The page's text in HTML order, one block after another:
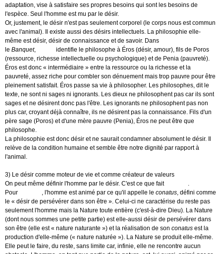
adaptation, vise à satisfaire ses propres besoins qui sont les besoins de
l'espèce. Seul l'homme est mu par le désir.
Or, justement, le désir n'est pas seulement corporel (le corps nous est commun
avec l'animal). Il existe aussi des désirs intellectuels. La philosophie elle-
même est désir, désir de connaissance et de savoir. Dans
le Banquet,
identifie le philosophe à Éros (désir, amour), fils de Poros
(ressource, richesse intellectuelle ou psychologique) et de Penia (pauvreté).
Éros est donc « intermédiaire » entre la ressource ou la richesse et la
pauvreté, assez riche pour combler son dénuement mais trop pauvre pour être
pleinement satisfait. Éros passe sa vie à philosopher. Les philosophes, dit le
texte, ne sont ni sages ni ignorants. Les dieux ne philosophent pas car ils sont
sages et ne désirent donc pas l'être. Les ignorants ne philosophent pas non
plus car, croyant déjà connaître, ils ne désirent pas la connaissance. Fils d'un
père sage (Poros) et d'une mère pauvre (Penia), Éros ne peut être que
philosophe.
La philosophie est donc désir et ne saurait condamner absolument le désir. Il
relève de la condition humaine et semble être notre dignité par rapport à
l'animal.
3) Le désir comme moteur de vie et comme créateur de valeurs
On peut même définir l'homme par le désir. C'est ce que fait
.
Pour
, l'homme est animé par ce qu'il appelle le conatus, défini comme
le « désir de persévérer dans son être ». Celui-ci ne caractérise du reste pas
seulement l'homme mais la Nature toute entière (c'est-à-dire Dieu). La Nature
(dont nous sommes une petite partie) est elle-aussi désir de persévérer dans
son être (elle est « nature naturante ») et la réalisation de son conatus est la
production d'elle-même (« nature naturée »). La Nature se produit elle-même.
Elle peut le faire, du reste, sans limite car, infinie, elle ne rencontre aucun